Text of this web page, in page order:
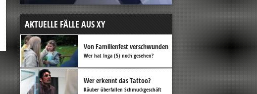
AKTUELLE FÄLLE AUS XY
Von Familienfest verschwunden
Wer hat Inga (5) noch gesehen?
Wer erkennt das Tattoo?
Räuber überfallen Schmuckgeschäft